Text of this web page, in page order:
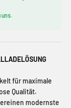
uns.
für maximale
Qualität.
modernste